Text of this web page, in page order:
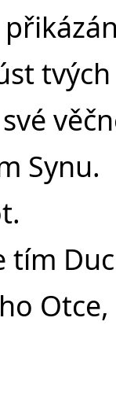
Synu.
tím
Otce,